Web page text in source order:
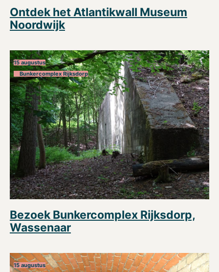
Ontdek het Atlantikwall Museum
Noordwijk
15 augustus
Bunkercomplex Rijksdorp
Bezoek Bunkercomplex Rijksdorp,
Wassenaar
15 augustus